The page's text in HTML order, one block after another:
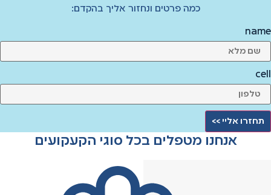
כמה פרטים ונחזור אליך בהקדם:
name
cell
תחזרו אליי >>
אנחנו מטפלים בכל סוגי הקעקועים